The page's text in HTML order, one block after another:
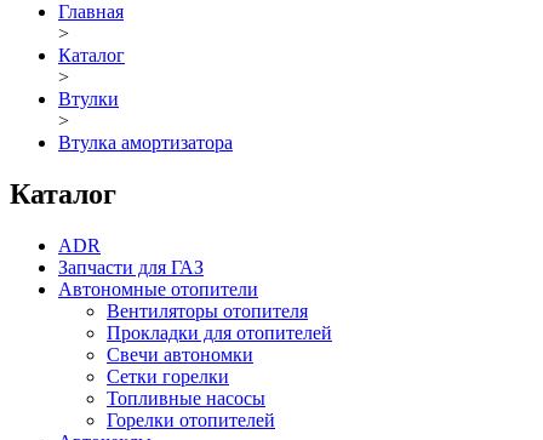
Главная
>
Каталог
>
Втулки
>
Втулка амортизатора
Каталог
ADR
Запчасти для ГАЗ
Автономные отопители
Вентиляторы отопителя
Прокладки для отопителей
Свечи автономки
Сетки горелки
Топливные насосы
Горелки отопителей